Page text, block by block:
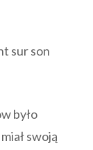
było
swoją